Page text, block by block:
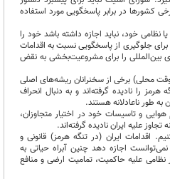
کشور‌ها در برابر پاسخگویی مورد استفاده
خود، نباید اجازه داشته باشد خود را
برای جلوگیری از پاسخگویی نسبت به اقدامات
بین‌المللی را برای مشروعیت‌بخشی به نقض
محلی) برخی از سخنرانان ریشه‌های اصلی
را نادیده گرفته‌اند و به دنبال انحراف
طور ناعادلانه هستند.
هوایی و تاسیسات خود در اختیار متجاوزان،
علیه ایران نادیده گرفته‌اند.
اقدامات ایران (در تنگه هرمز) قانونی و
اجازه دهد چنین آبراه حیاتی به
نظامی علیه حاکمیت، تمامیت ارضی و منافع